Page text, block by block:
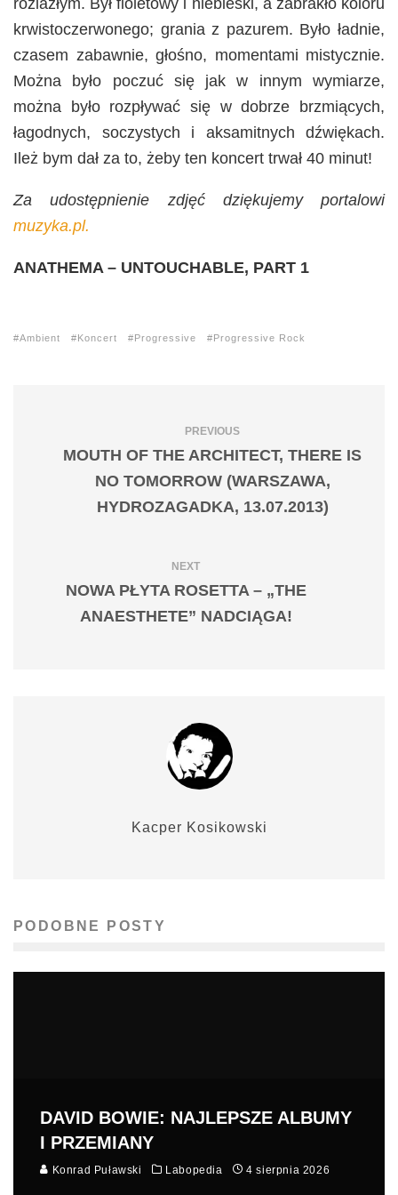
rozlazłym. Był fioletowy i niebieski, a zabrakło koloru
krwistoczerwonego; grania z pazurem. Było ładnie,
czasem zabawnie, głośno, momentami mistycznie.
Można było poczuć się jak w innym wymiarze,
można było rozpływać się w dobrze brzmiących,
łagodnych, soczystych i aksamitnych dźwiękach.
Ileż bym dał za to, żeby ten koncert trwał 40 minut!
Za udostępnienie zdjęć dziękujemy portalowi
muzyka.pl.
ANATHEMA – UNTOUCHABLE, PART 1
Ambient Koncert Progressive Progressive Rock
PREVIOUS
MOUTH OF THE ARCHITECT, THERE IS
NO TOMORROW (WARSZAWA,
HYDROZAGADKA, 13.07.2013)
NEXT
NOWA PŁYTA ROSETTA – „THE
ANAESTHETE” NADCIĄGA!
Kacper Kosikowski
PODOBNE POSTY
DAVID BOWIE: NAJLEPSZE ALBUMY
I PRZEMIANY
Konrad Puławski Labopedia 4 sierpnia 2026